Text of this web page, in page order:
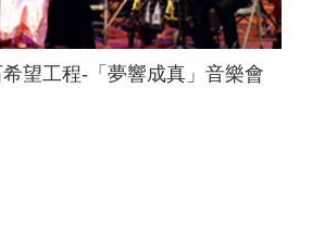
望工程-「夢響成真」音樂會